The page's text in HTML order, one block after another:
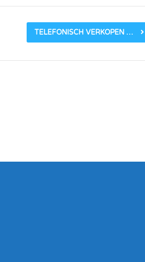
TELEFONISCH VERKOPEN OF KLANTEN BEZOEKEN?